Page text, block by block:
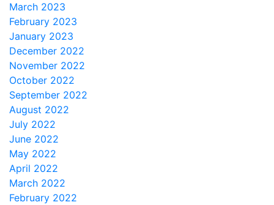
March 2023
February 2023
January 2023
December 2022
November 2022
October 2022
September 2022
August 2022
July 2022
June 2022
May 2022
April 2022
March 2022
February 2022